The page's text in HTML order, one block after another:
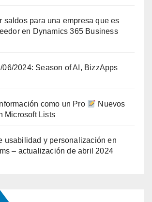
saldos para una empresa que es
en Dynamics 365 Business
06/2024: Season of AI, BizzApps
como un Pro
Nuevos
Microsoft Lists
usabilidad y personalización en
– actualización de abril 2024